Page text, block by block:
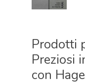
Prodotti
Preziosi
con